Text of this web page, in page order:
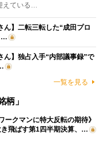
えている…
ん】二転三転した“成田プロ
…
ん】独占入手“内部議事録”で
一覧を見る
」
ークマンに特大反転の期待》
飛ばす第1四半期決算、…